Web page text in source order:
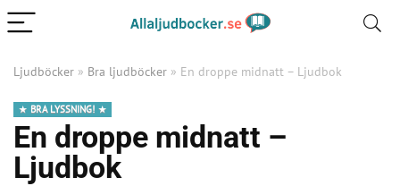
Ljudböcker » Bra ljudböcker » En droppe midnatt – Ljudbok
BRA LYSSNING!
En droppe midnatt –
Ljudbok